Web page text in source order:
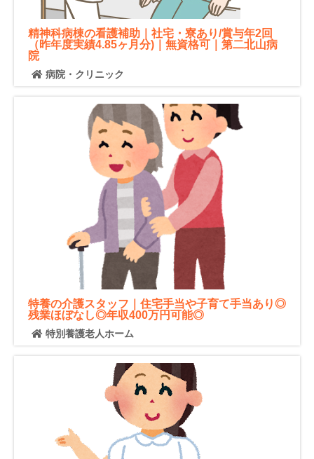
精神科病棟の看護補助｜社宅・寮あり/賞与年2回
（昨年度実績4.85ヶ月分)｜無資格可｜第二北山病
院
病院・クリニック
特養の介護スタッフ｜住宅手当や子育て手当あり◎
残業ほぼなし◎年収400万円可能◎
特別養護老人ホーム